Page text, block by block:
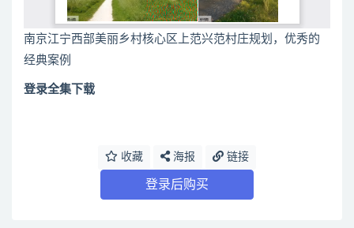
南京江宁西部美丽乡村核心区上范兴范村庄规划，优秀的
经典案例
登录全集下载
收藏 海报 链接
登录后购买